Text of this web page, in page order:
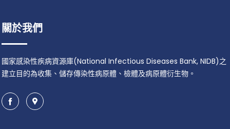
關於我們
國家感染性疾病資源庫(National Infectious Diseases Bank, NIDB)之
建立目的為收集、儲存傳染性病原體、檢體及病原體衍生物。